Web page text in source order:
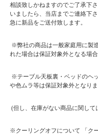
相談致しかねますのでご了承下
いましたら、当店までご連絡下
急に新品をご送付致します。
※弊社の商品は一般家庭用に製
れた場合は保証対象外となる場合
※テーブル天板裏・ベッドのヘ
や色ムラ等は保証対象外となりま
(但し、在庫がない商品に関し
※クーリングオフについて 「ク